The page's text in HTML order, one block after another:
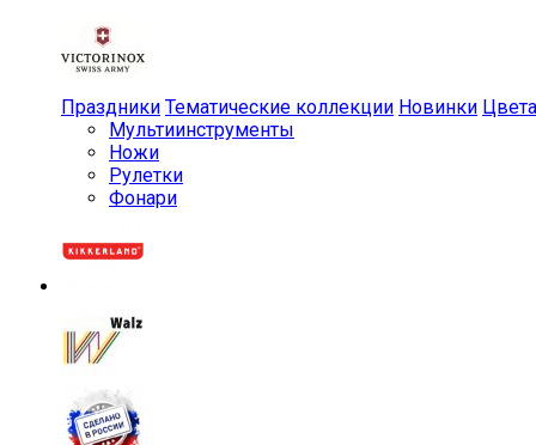
Праздники Тематические коллекции Новинки Цвета
Мульти­инструменты
Ножи
Рулетки
Фонари